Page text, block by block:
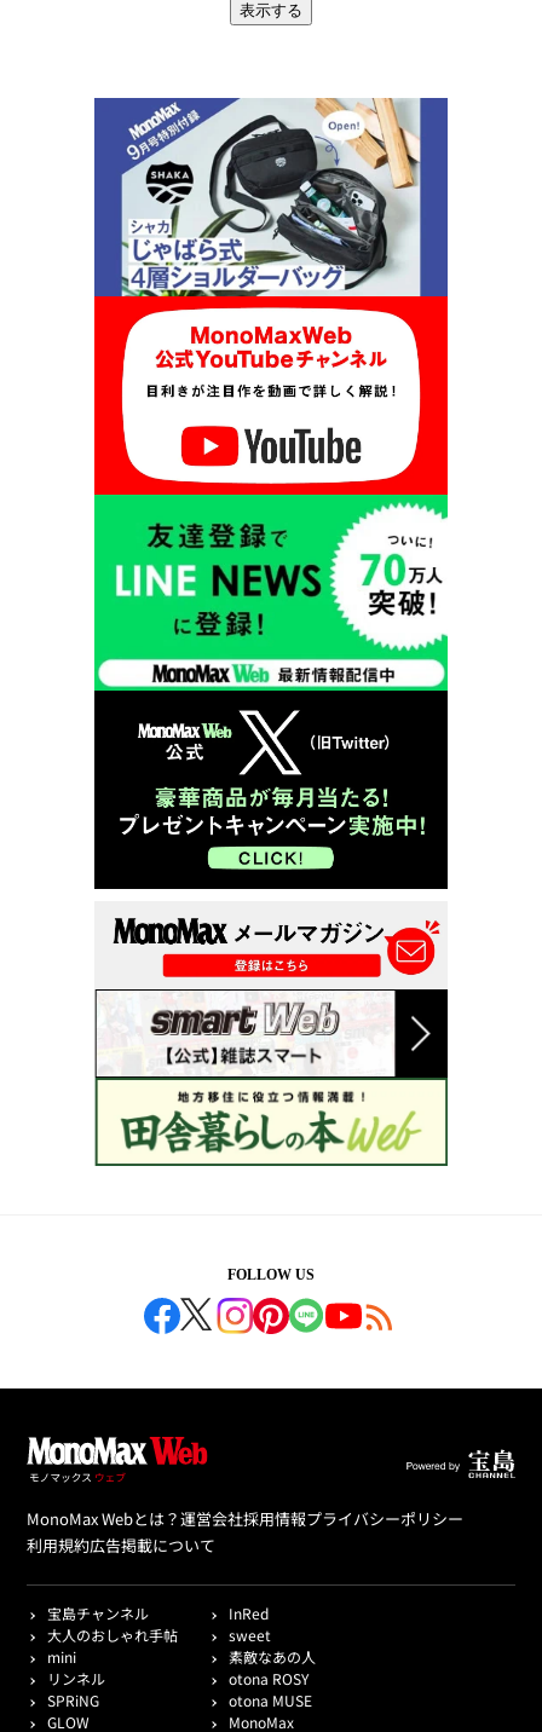
表示する
FOLLOW US
MonoMax Webとは？運営会社採用情報プライバシーポリシー
利用規約広告掲載について
宝島チャンネル
InRed
大人のおしゃれ手帖
sweet
mini
素敵なあの人
リンネル
otona ROSY
SPRiNG
otona MUSE
GLOW
MonoMax